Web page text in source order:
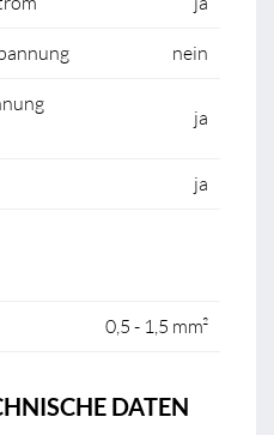
nein
ja
ja
0,5 - 1,5 mm²
DATEN